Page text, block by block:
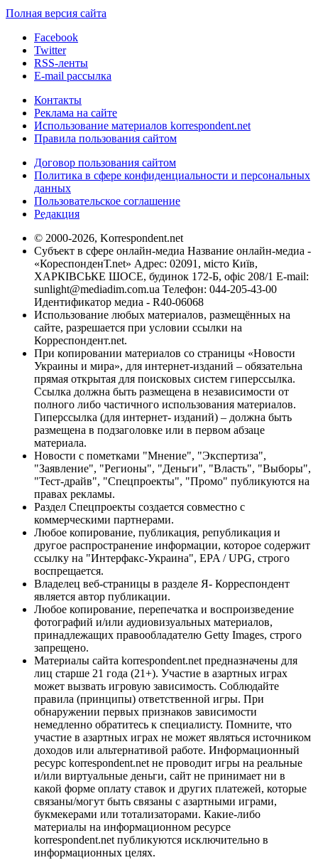
Полная версия сайта
Facebook
Twitter
RSS-ленты
E-mail рассылка
Контакты
Реклама на сайте
Использование материалов korrespondent.net
Правила пользования сайтом
Договор пользования сайтом
Политика в сфере конфиденциальности и персональных
данных
Пользовательское соглашение
Редакция
© 2000-2026, Korrespondent.net
Субъект в сфере онлайн-медиа Название онлайн-медиа -
«КореспонденТ.net» Адрес: 02091, місто Київ,
ХАРКІВСЬКЕ ШОСЕ, будинок 172-Б, офіс 208/1 E-mail:
sunlight@mediadim.com.ua Телефон: 044-205-43-00
Идентификатор медиа - R40-06068
Использование любых материалов, размещённых на
сайте, разрешается при условии ссылки на
Корреспондент.net.
При копировании материалов со страницы «Новости
Украины и мира», для интернет-изданий – обязательна
прямая открытая для поисковых систем гиперссылка.
Ссылка должна быть размещена в независимости от
полного либо частичного использования материалов.
Гиперссылка (для интернет- изданий) – должна быть
размещена в подзаголовке или в первом абзаце
материала.
Новости с пометками "Мнение", "Экспертиза",
"Заявление", "Регионы", "Деньги", "Власть", "Выборы",
"Тест-драйв", "Спецпроекты", "Промо" публикуются на
правах рекламы.
Раздел Спецпроекты создается совместно с
коммерческими партнерами.
Любое копирование, публикация, републикация и
другое распространение информации, которое содержит
ссылку на "Интерфакс-Украина", EPA / UPG, строго
воспрещается.
Владелец веб-страницы в разделе Я- Корреспондент
является автор публикации.
Любое копирование, перепечатка и воспроизведение
фотографий и/или аудиовизуальных материалов,
принадлежащих правообладателю Getty Images, строго
запрещено.
Материалы сайта korrespondent.net предназначены для
лиц старше 21 года (21+). Участие в азартных играх
может вызвать игровую зависимость. Соблюдайте
правила (принципы) ответственной игры. При
обнаружении первых признаков зависимости
немедленно обратитесь к специалисту. Помните, что
участие в азартных играх не может являться источником
доходов или альтернативой работе. Информационный
ресурс korrespondent.net не проводит игры на реальные
и/или виртуальные деньги, сайт не принимает ни в
какой форме оплату ставок и других платежей, которые
связаны/могут быть связаны с азартными играми,
букмекерами или тотализаторами. Какие-либо
материалы на информационном ресурсе
korrespondent.net публикуются исключительно в
информационных целях.